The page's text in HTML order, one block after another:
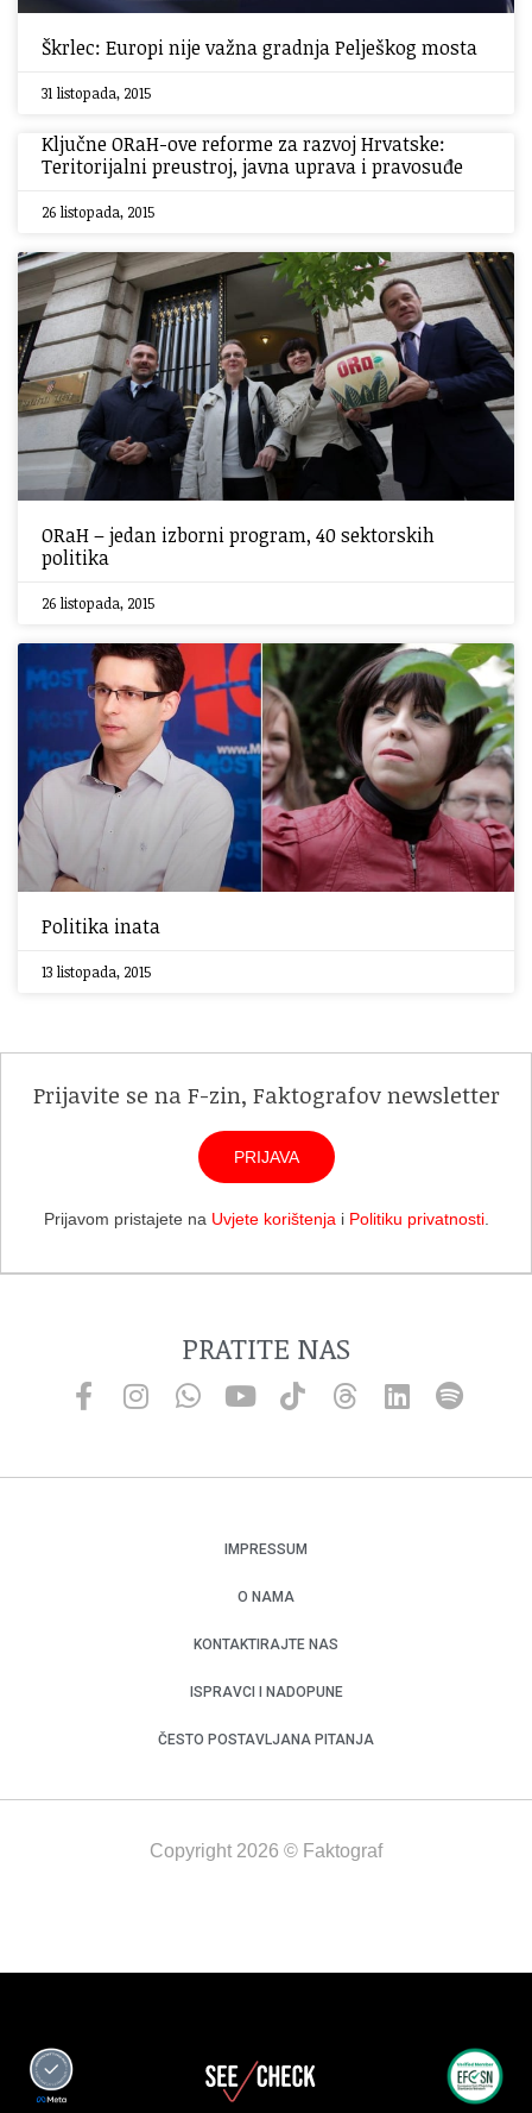
Škrlec: Europi nije važna gradnja Pelješkog mosta
31 listopada, 2015
Ključne ORaH-ove reforme za razvoj Hrvatske:
Teritorijalni preustroj, javna uprava i pravosuđe
26 listopada, 2015
ORaH – jedan izborni program, 40 sektorskih
politika
26 listopada, 2015
Politika inata
13 listopada, 2015
Prijavite se na F-zin, Faktografov newsletter
PRIJAVA
Prijavom pristajete na Uvjete korištenja i Politiku privatnosti.
PRATITE NAS
IMPRESSUM
O NAMA
KONTAKTIRAJTE NAS
ISPRAVCI I NADOPUNE
ČESTO POSTAVLJANA PITANJA
Copyright 2026 © Faktograf